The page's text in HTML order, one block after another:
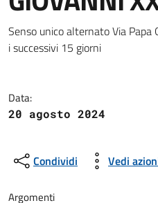
Dettagli della
Senso unico alternato Via Papa
i successivi 15 giorni
Data:
20 agosto 2024
Condividi Vedi
Argomenti